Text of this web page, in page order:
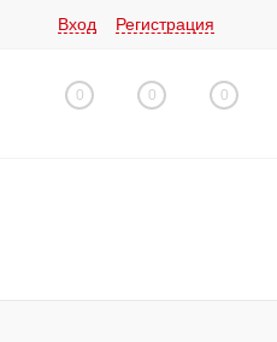
Вход Регистрация
0 0 0